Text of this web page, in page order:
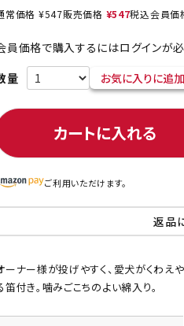
ネコ
常価格 ¥547販売価格 ¥547税込会員価
員価格で購入するにはログインが必
お気に入りに追加
カートに入れる
ご利用いただけます。
返品
ーナー様が投げやすく、愛犬がくわえ
笛付き。噛みごこちのよい綿入り。